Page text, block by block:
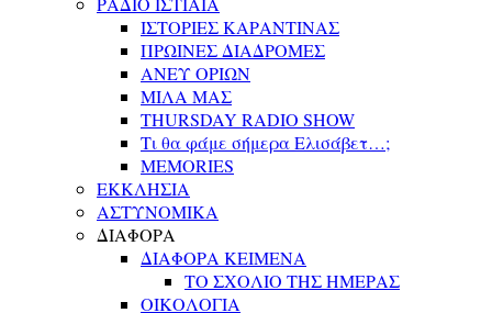
ΙΣΤΟΡΙΕΣ ΚΑΡΑΝΤΙΝΑΣ
ΠΡΩΙΝΕΣ ΔΙΑΔΡΟΜΕΣ
ΑΝΕΥ ΟΡΙΩΝ
ΜΙΛΑ ΜΑΣ
THURSDAY RADIO SHOW
Τι θα φάμε σήμερα Ελισάβετ…;
MEMORIES
ΕΚΚΛΗΣΙΑ
ΑΣΤΥΝΟΜΙΚΑ
ΔΙΑΦΟΡΑ
ΔΙΑΦΟΡΑ ΚΕΙΜΕΝΑ
ΤΟ ΣΧΟΛΙΟ ΤΗΣ ΗΜΕΡΑΣ
ΟΙΚΟΛΟΓΙΑ